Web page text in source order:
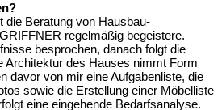
die Beratung von Hausbau-
regelmäßig begeistere.
besprochen, danach folgt die
Architektur des Hauses nimmt Form
davor von mir eine Aufgabenliste, die
sowie die Erstellung einer Möbelliste
eine eingehende Bedarfsanalyse.